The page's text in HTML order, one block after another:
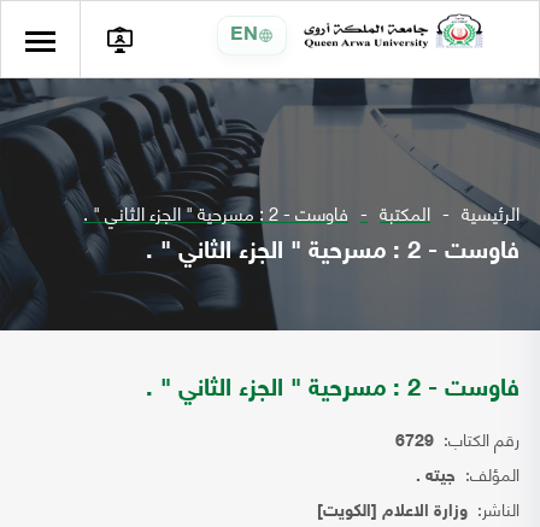
EN
الرئيسية المكتبة فاوست - 2 : مسرحية " الجزء الثاني " .
فاوست - 2 : مسرحية " الجزء الثاني " .
فاوست - 2 : مسرحية " الجزء الثاني " .
رقم الكتاب: 6729
المؤلف: جيته .
الناشر: وزارة الاعلام [الكويت]